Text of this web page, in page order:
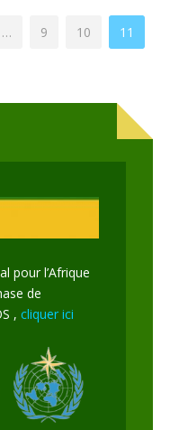
… 9 10 11
pour l’Afrique
de
, cliquer ici